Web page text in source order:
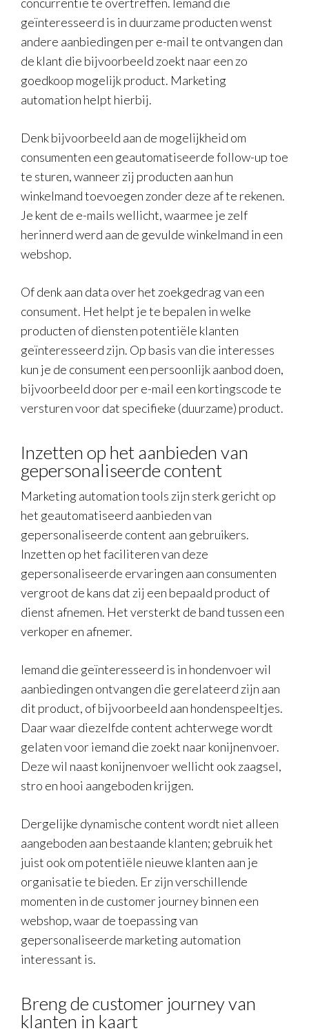
geïnteresseerd is in duurzame producten wenst
andere aanbiedingen per e-mail te ontvangen dan
de klant die bijvoorbeeld zoekt naar een zo
goedkoop mogelijk product. Marketing
automation helpt hierbij.
Denk bijvoorbeeld aan de mogelijkheid om
consumenten een geautomatiseerde follow-up toe
te sturen, wanneer zij producten aan hun
winkelmand toevoegen zonder deze af te rekenen.
Je kent de e-mails wellicht, waarmee je zelf
herinnerd werd aan de gevulde winkelmand in een
webshop.
Of denk aan data over het zoekgedrag van een
consument. Het helpt je te bepalen in welke
producten of diensten potentiële klanten
geïnteresseerd zijn. Op basis van die interesses
kun je de consument een persoonlijk aanbod doen,
bijvoorbeeld door per e-mail een kortingscode te
versturen voor dat specifieke (duurzame) product.
Inzetten op het aanbieden van
gepersonaliseerde content
Marketing automation tools zijn sterk gericht op
het geautomatiseerd aanbieden van
gepersonaliseerde content aan gebruikers.
Inzetten op het faciliteren van deze
gepersonaliseerde ervaringen aan consumenten
vergroot de kans dat zij een bepaald product of
dienst afnemen. Het versterkt de band tussen een
verkoper en afnemer.
Iemand die geïnteresseerd is in hondenvoer wil
aanbiedingen ontvangen die gerelateerd zijn aan
dit product, of bijvoorbeeld aan hondenspeeltjes.
Daar waar diezelfde content achterwege wordt
gelaten voor iemand die zoekt naar konijnenvoer.
Deze wil naast konijnenvoer wellicht ook zaagsel,
stro en hooi aangeboden krijgen.
Dergelijke dynamische content wordt niet alleen
aangeboden aan bestaande klanten; gebruik het
juist ook om potentiële nieuwe klanten aan je
organisatie te bieden. Er zijn verschillende
momenten in de customer journey binnen een
webshop, waar de toepassing van
gepersonaliseerde marketing automation
interessant is.
Breng de customer journey van
klanten in kaart